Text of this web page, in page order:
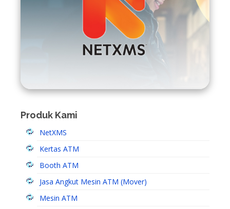
Produk Kami
NetXMS
Kertas ATM
Booth ATM
Jasa Angkut Mesin ATM (Mover)
Mesin ATM